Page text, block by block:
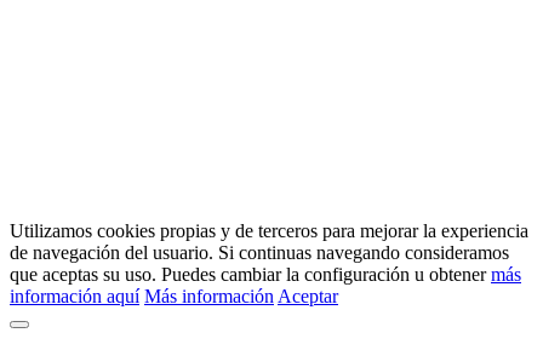
Utilizamos cookies propias y de terceros para mejorar la experiencia
de navegación del usuario. Si continuas navegando consideramos
que aceptas su uso. Puedes cambiar la configuración u obtenermás
información aquí Más información Aceptar